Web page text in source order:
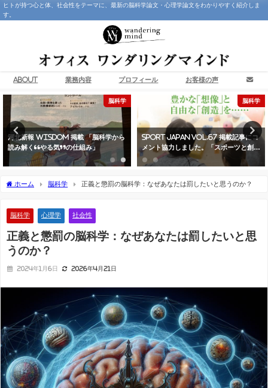
ヒトが持つ心と体、社会性をテーマに、最新の脳科学論文・心理学論文をわかりやすく紹介しま
す。
About 業務内容 プロフィール お客様の声
脳科学
河北新報 WisDom 掲載 「脳科学から
読み解く“やる気”の仕組み」
脳科学
Sport japan Vol.67 掲載記事にコ
メント協力しました。「スポーツと創造
性 ― 脳科学から見た子どもの成長」
ホーム 脳科学 正義と懲罰の脳科学：なぜあなたは罰したいと思うのか？
脳科学 心理学 社会性
正義と懲罰の脳科学：なぜあなたは罰したいと思
うのか？
2024年1月6日 2026年4月21日